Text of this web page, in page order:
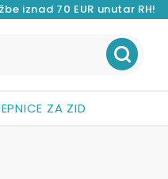
iznad 70 EUR unutar RH!
ZA ZID